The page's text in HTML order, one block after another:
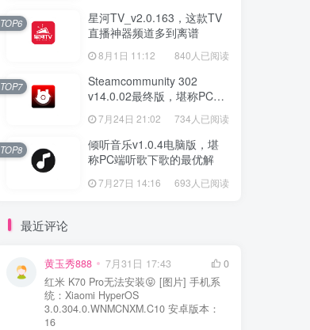
星河TV_v2.0.163，这款TV
直播神器频道多到离谱
8月1日 11:12 840人已阅读
TOP6
Steamcommunity 302
v14.0.02最终版，堪称PC玩
家必备的网络工具箱
7月24日 21:02 734人已阅读
TOP7
倾听音乐v1.0.4电脑版，堪
称PC端听歌下歌的最优解
7月27日 14:16 693人已阅读
TOP8
最近评论
黄玉秀888 7月31日 17:43
0
红米 K70 Pro无法安装😝 [图片] 手机系
统：Xiaomi HyperOS
3.0.304.0.WNMCNXM.C10 安卓版本：
16